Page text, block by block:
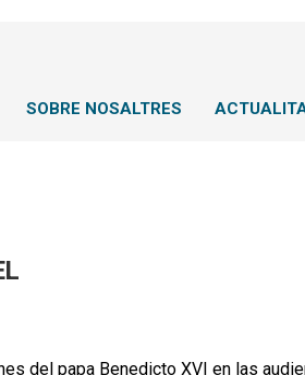
SOBRE NOSALTRES
del papa Benedicto XVI en las